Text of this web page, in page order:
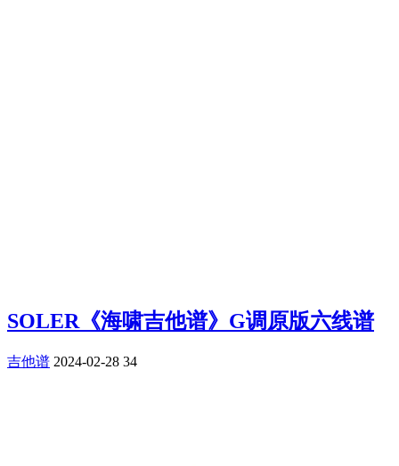
SOLER《海啸吉他谱》G调原版六线谱
吉他谱 2024-02-28 34